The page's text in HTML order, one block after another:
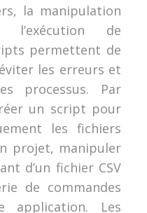
la manipulation
de
permettent de
les erreurs et
processus. Par
un script pour
les fichiers
projet, manipuler
d’un fichier CSV
de commandes
application. Les